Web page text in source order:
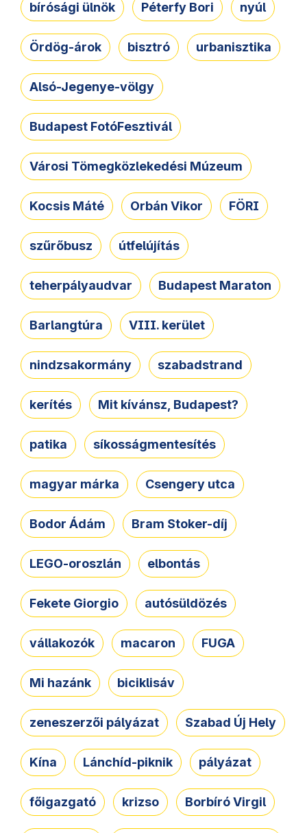
bírósági ülnök Péterfy Bori nyúl
Ördög-árok bisztró urbanisztika
Alsó-Jegenye-völgy
Budapest FotóFesztivál
Városi Tömegközlekedési Múzeum
Kocsis Máté Orbán Vikor FÖRI
szűrőbusz útfelújítás
teherpályaudvar Budapest Maraton
Barlangtúra VIII. kerület
nindzsakormány szabadstrand
kerítés Mit kívánsz, Budapest?
patika síkosságmentesítés
magyar márka Csengery utca
Bodor Ádám Bram Stoker-díj
LEGO-oroszlán elbontás
Fekete Giorgio autósüldözés
vállakozók macaron FUGA
Mi hazánk biciklisáv
zeneszerzői pályázat Szabad Új Hely
Kína Lánchíd-piknik pályázat
főigazgató krizso Borbíró Virgil